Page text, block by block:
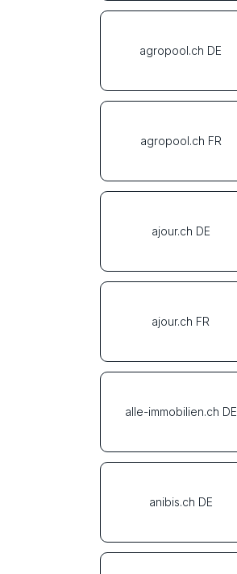
agropool.ch DE
agropool.ch FR
ajour.ch DE
ajour.ch FR
alle-immobilien.ch DE
anibis.ch DE